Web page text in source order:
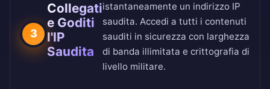
3
Collegati
e Goditi
l'IP
Saudita
istantaneamente un indirizzo IP
saudita. Accedi a tutti i contenuti
sauditi in sicurezza con larghezza
di banda illimitata e crittografia di
livello militare.